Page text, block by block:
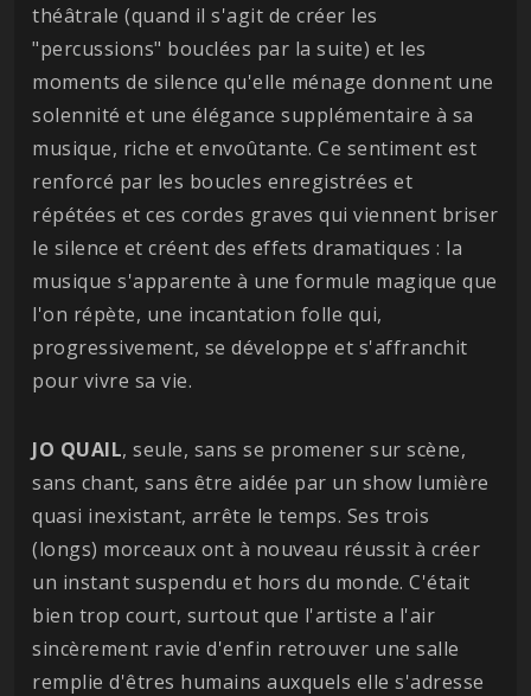
théâtrale (quand il s'agit de créer les
"percussions" bouclées par la suite) et les
moments de silence qu'elle ménage donnent une
solennité et une élégance supplémentaire à sa
musique, riche et envoûtante. Ce sentiment est
renforcé par les boucles enregistrées et
répétées et ces cordes graves qui viennent briser
le silence et créent des effets dramatiques : la
musique s'apparente à une formule magique que
l'on répète, une incantation folle qui,
progressivement, se développe et s'affranchit
pour vivre sa vie.
JO QUAIL, seule, sans se promener sur scène,
sans chant, sans être aidée par un show lumière
quasi inexistant, arrête le temps. Ses trois
(longs) morceaux ont à nouveau réussit à créer
un instant suspendu et hors du monde. C'était
bien trop court, surtout que l'artiste a l'air
sincèrement ravie d'enfin retrouver une salle
remplie d'êtres humains auxquels elle s'adresse